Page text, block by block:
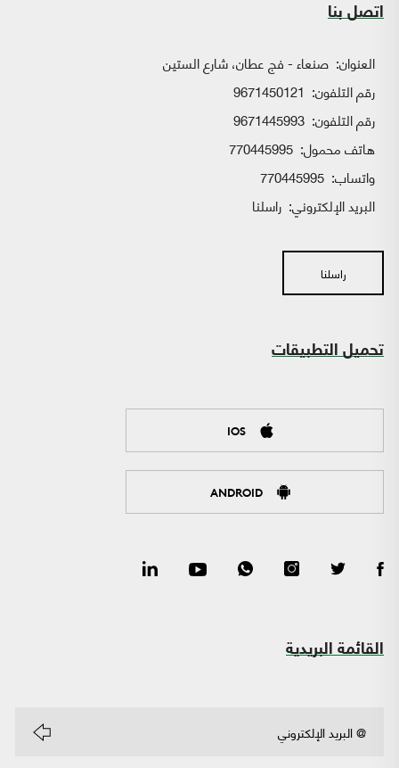
اتصل بنا
العنوان: صنعاء - فج عطان، شارع الستين
رقم التلفون: 9671450121
رقم التلفون: 9671445993
هاتف محمول: 770445995
واتساب:
البريد الإلكتروني: راسلنا
راسلنا
تحميل التطبيقات
IOS
ANDROID
القائمة البريدية